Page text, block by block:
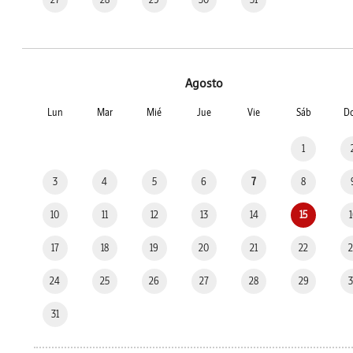
Agosto
Lun Mar Mié Jue Vie Sáb
1
3 4 5 6 7 8
10 11 12 13 14 15
17 18 19 20 21 22
24 25 26 27 28 29
31